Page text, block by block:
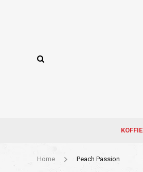
KOFFIE
Home Peach Passion